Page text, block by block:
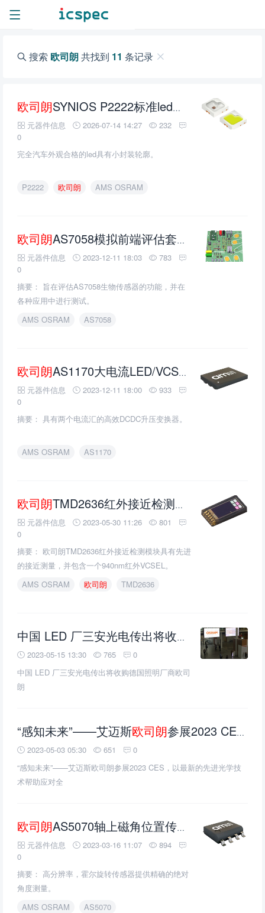
搜索 欧司朗共找到 11 条记录
欧司朗SYNIOS P2222标准led的介绍、特性、及应用
元器件信息 2026-07-14 14:27
232
0
完全汽车外观合格的led具有小封装轮廓。
P2222 欧司朗 AMS OSRAM
欧司朗AS7058模拟前端评估套件的介绍、特性、及应用
元器件信息 2023-12-11 18:03
783
0
摘要： 旨在评估AS7058生物传感器的功能，并在
各种应用中进行测试。
AMS OSRAM
AS7058
欧司朗AS1170大电流LED/VCSEL驱动芯片的介绍、特性、及应用
元器件信息 2023-12-11 18:00
933
0
摘要： 具有两个电流汇的高效DCDC升压变换器。
AMS OSRAM AS1170
欧司朗TMD2636红外接近检测模块的介绍、特性、及应用
元器件信息 2023-05-30 11:26
801
0
摘要： 欧司朗TMD2636红外接近检测模块具有先进
的接近测量，并包含一个940nm红外VCSEL。
AMS OSRAM
欧司朗 TMD2636
中国 LED 厂三安光电传出将收购德国照明厂商
2023-05-15 13:30 765
0
中国 LED 厂三安光电传出将收购德国照明厂商欧司
朗
“感知未来”——艾迈斯欧司朗参展2023 CES，以最新的先进光学技术帮助应对全
2023-05-03 05:30 651
0
“感知未来”——艾迈斯欧司朗参展2023 CES，以最新的先进光学技
术帮助应对全
欧司朗AS5070轴上磁角位置传感器的介绍、特性、及应用
元器件信息 2023-03-16 11:07
894
0
摘要： 高分辨率，霍尔旋转传感器提供精确的绝对
角度测量。
AMS OSRAM
AS5070